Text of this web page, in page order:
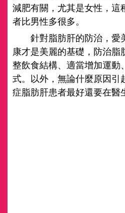
減肥有關，尤其是女性，這
者比男性多很多。
針對脂肪肝的防治，愛
康才是美麗的基礎，防治脂
整飲食結構、適當增加運動
式。以外，無論什麼原因引
症脂肪肝患者最好還要在醫